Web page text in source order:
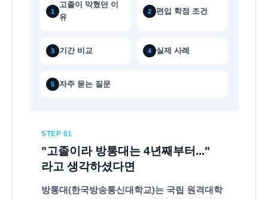
1
고졸이 막혔던 이
유
2 편입 학점 조건
3 기간 비교 4 실제 사례
5 자주 묻는 질문
방
통
대
편
STEP 01
"고졸이라 방통대는 4년째부터..."
라고 생각하셨다면
방통대(한국방송통신대학교)는 국립 원격대학